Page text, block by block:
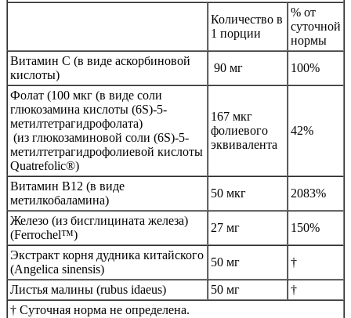
Количество в
1 порции
% от
суточной
нормы
Витамин С (в виде аскорбиновой
кислоты)
90 мг 100%
Фолат (100 мкг (в виде соли
глюкозамина кислоты (6S)-5-
метилтетрагидрофолата)
(из глюкозаминовой соли (6S)-5-
метилтетрагидрофолиевой кислоты
Quatrefolic®)
167 мкг
фолиевого
эквивалента
42%
Витамин B12 (в виде
метилкобаламина)
50 мкг 2083%
Железо (из бисглицината железа)
(Ferrochel™)
27 мг 150%
Экстракт корня дудника китайского
(Angelica sinensis)
50 мг †
Листья малины (rubus idaeus) 50 мг
†
† Суточная норма не определена.